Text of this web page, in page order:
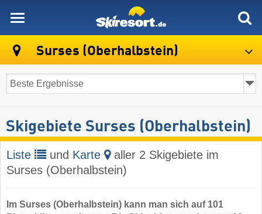
Surses (Oberhalbstein)
Skigebiete Surses (Oberhalbstein)
Liste und Karte
aller 2 Skigebiete im
Surses (Oberhalbstein)
Im Surses (Oberhalbstein) kann man sich auf 101